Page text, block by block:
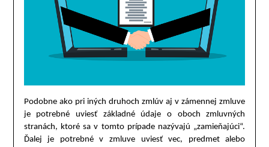
Podobne ako pri iných druhoch zmlúv aj v zámennej zmluve
je potrebné uviesť základné údaje o oboch zmluvných
stranách, ktoré sa v tomto prípade nazývajú „zamieňajúci“.
Ďalej je potrebné v zmluve uviesť vec, predmet alebo